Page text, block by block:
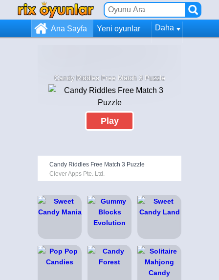
Ana Sayfa Yeni oyunlar Daha
Candy Riddles Free Match 3 Puzzle
Play
Candy Riddles Free Match 3 Puzzle
Clever Apps Pte. Ltd.